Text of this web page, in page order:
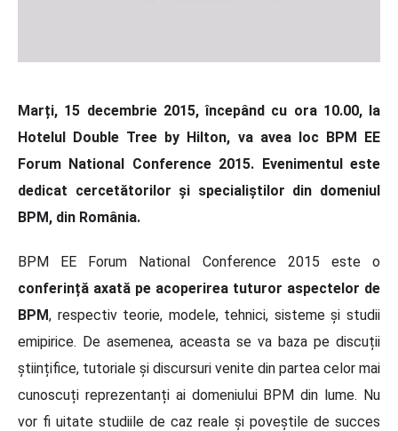
Marți, 15 decembrie 2015, începând cu ora 10.00, la
Hotelul Double Tree by Hilton, va avea loc BPM EE
Forum National Conference 2015. Evenimentul este
dedicat cercetătorilor și specialiștilor din domeniul
BPM, din România.
BPM EE Forum National Conference 2015 este o
conferință axată pe acoperirea tuturor aspectelor de
BPM, respectiv teorie, modele, tehnici, sisteme și studii
emipirice. De asemenea, aceasta se va baza pe discuții
științifice, tutoriale și discursuri venite din partea celor mai
cunoscuți reprezentanți ai domeniului BPM din lume. Nu
vor fi uitate studiile de caz reale și poveștile de succes